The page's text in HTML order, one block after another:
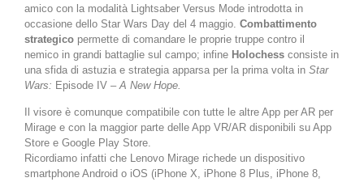
amico con la modalità Lightsaber Versus Mode introdotta in
occasione dello Star Wars Day del 4 maggio. Combattimento
strategico permette di comandare le proprie truppe contro il
nemico in grandi battaglie sul campo; infine Holochess consiste in
una sfida di astuzia e strategia apparsa per la prima volta in Star
Wars: Episode IV – A New Hope
Il visore è comunque compatibile con tutte le altre App per AR per
Mirage e con la maggior parte delle App VR/AR disponibili su App
Store e Google Play Store.
Ricordiamo infatti che Lenovo Mirage richede un dispositivo
smartphone Android o iOS (iPhone X, iPhone 8 Plus, iPhone 8,